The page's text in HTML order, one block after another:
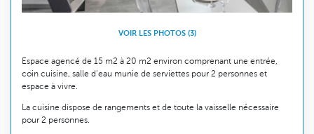
VOIR LES PHOTOS (3)
Espace agencé de 15 m2 à 20 m2 environ comprenant une entrée,
coin cuisine, salle d’eau munie de serviettes pour 2 personnes et
espace à vivre.
La cuisine dispose de rangements et de toute la vaisselle nécessaire
pour 2 personnes.